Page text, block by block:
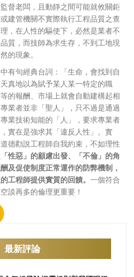
督老闆，且動靜之間可能就攸關鉅
建管機關不實際執行工程品質之查
，在人性的驅使下，必然是業者不
質，而技師為求生存，不到工地現
的現象。
有句經典台詞：「生命，會找到自
真地以為賦予某人某一特定的職
的報酬、市場上就會自動建構起相
業者並非「聖人」，只不過是通過
業技術知能的「人」，要求專業者
實在是強求其「違反人性」。實
德勸說工程師自我約束，不如理性
性惡」的顧慮出發、「不倫」的角
及促使制度正常運作的防弊機制，
工程師提供實質的回饋。 一個符合
談再多的倫理更重要！
最新評論